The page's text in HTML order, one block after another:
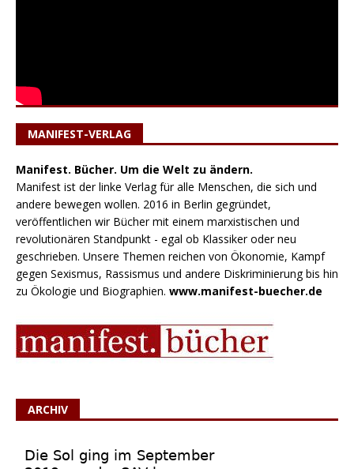
MANIFEST-VERLAG
Manifest. Bücher. Um die Welt zu ändern.
Manifest ist der linke Verlag für alle Menschen, die sich und
andere bewegen wollen. 2016 in Berlin gegründet,
veröffentlichen wir Bücher mit einem marxistischen und
revolutionären Standpunkt - egal ob Klassiker oder neu
geschrieben. Unsere Themen reichen von Ökonomie, Kampf
gegen Sexismus, Rassismus und andere Diskriminierung bis hin
zu Ökologie und Biographien. www.manifest-buecher.de
ARCHIV